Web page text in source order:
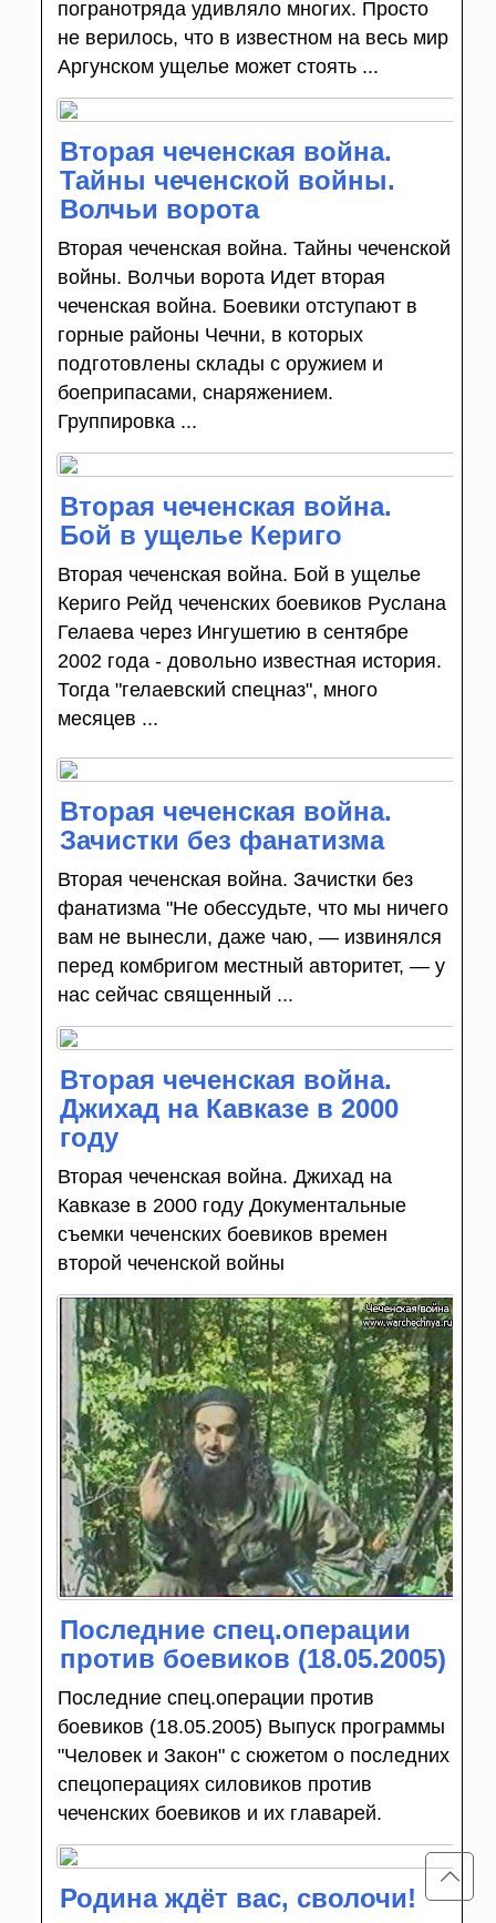
погранотряда удивляло многих. Просто
не верилось, что в известном на весь мир
Аргунском ущелье может стоять ...
Вторая чеченская война.
Тайны чеченской войны.
Волчьи ворота
Вторая чеченская война. Тайны чеченской
войны. Волчьи ворота Идет вторая
чеченская война. Боевики отступают в
горные районы Чечни, в которых
подготовлены склады с оружием и
боеприпасами, снаряжением.
Группировка ...
Вторая чеченская война.
Бой в ущелье Кериго
Вторая чеченская война. Бой в ущелье
Кериго Рейд чеченских боевиков Руслана
Гелаева через Ингушетию в сентябре
2002 года - довольно известная история.
Тогда "гелаевский спецназ", много
месяцев ...
Вторая чеченская война.
Зачистки без фанатизма
Вторая чеченская война. Зачистки без
фанатизма "Не обессудьте, что мы ничего
вам не вынесли, даже чаю, — извинялся
перед комбригом местный авторитет, — у
нас сейчас священный ...
Вторая чеченская война.
Джихад на Кавказе в 2000
году
Вторая чеченская война. Джихад на
Кавказе в 2000 году Документальные
съемки чеченских боевиков времен
второй чеченской войны
Последние спец.операции
против боевиков (18.05.2005)
Последние спец.операции против
боевиков (18.05.2005) Выпуск программы
"Человек и Закон" с сюжетом о последних
спецоперациях силовиков против
чеченских боевиков и их главарей.
Родина ждёт вас, сволочи!